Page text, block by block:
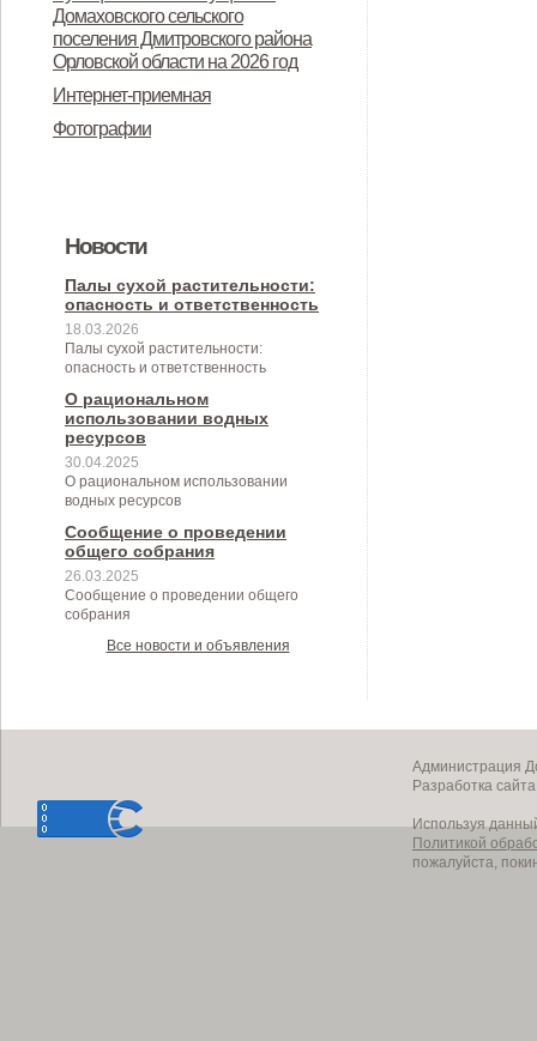
предназначенного для
предоставления во владение и
(или) пользование на
долгосрочной основе (в том числе
среднего предпринимательства и
организациям, образующим
субъектов малого и среднего
предпринимательства» (с
изменениями от 26.04.2022 № 30/9-
сс)
Дмитровского района Орловской
области в целях осуществления
сельского поселения
Домаховского сельского
поселения Дмитровского района
Орловской области на 2026 год
Интернет-приемная
Фотографии
Новости
Палы сухой растительности:
опасность и ответственность
18.03.2026
Палы сухой растительности:
опасность и ответственность
О рациональном
использовании водных
ресурсов
30.04.2025
О рациональном использовании
водных ресурсов
Сообщение о проведении
общего собрания
26.03.2025
Сообщение о проведении общего
собрания
Все новости и объявления
Администрация
Разработка
Используя
Политикой
пожалуйста,